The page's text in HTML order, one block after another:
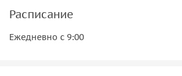
под открытым небом, к тому же
Расписание
Ежедневно с 9:00